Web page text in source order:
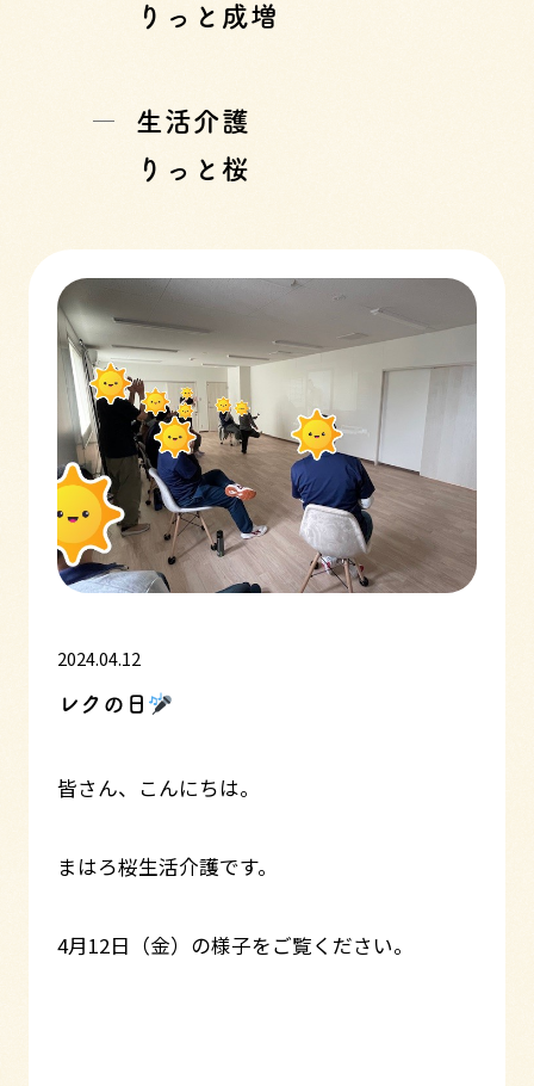
2024.04.12
レクの日
皆さん、こんにちは。
まはろ桜生活介護です。
4月12日（金）の様子をご覧ください。
りっと成増
生活介護
りっと桜